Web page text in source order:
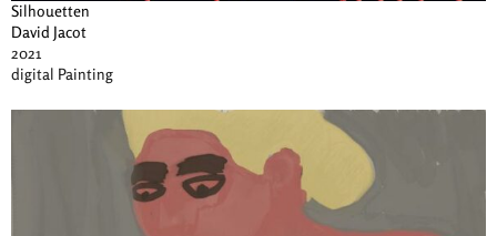
Silhouetten
David Jacot
2021
digital Painting